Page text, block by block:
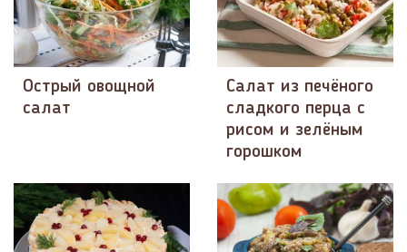
Острый овощной
салат
Салат из печёного
сладкого перца с
рисом и зелёным
горошком